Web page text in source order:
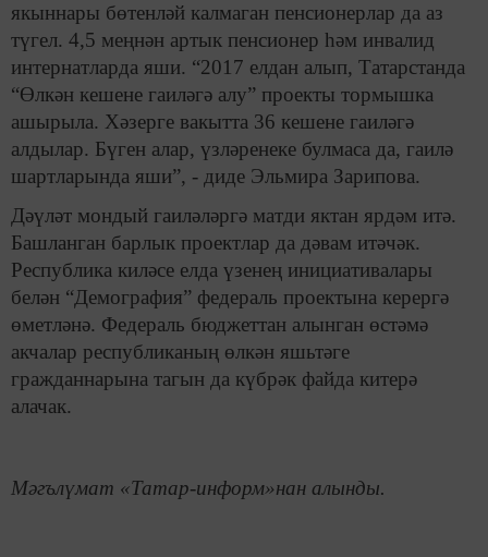
якыннары бөтенләй калмаган пенсионерлар да аз
түгел. 4,5 меңнән артык пенсионер һәм инвалид
интернатларда яши. “2017 елдан алып, Татарстанда
“Өлкән кешене гаиләгә алу” проекты тормышка
ашырыла. Хәзерге вакытта 36 кешене гаиләгә
алдылар. Бүген алар, үзләренеке булмаса да, гаилә
шартларында яши”, - диде Эльмира Зарипова.
Дәүләт мондый гаиләләргә матди яктан ярдәм итә.
Башланган барлык проектлар да дәвам итәчәк.
Республика киләсе елда үзенең инициативалары
белән “Демография” федераль проектына керергә
өметләнә. Федераль бюджеттан алынган өстәмә
акчалар республиканың өлкән яшьтәге
гражданнарына тагын да күбрәк файда китерә
алачак.
Мәгълүмат «Татар-информ»нан алынды.